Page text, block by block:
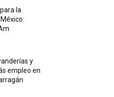
la
y
empleo en